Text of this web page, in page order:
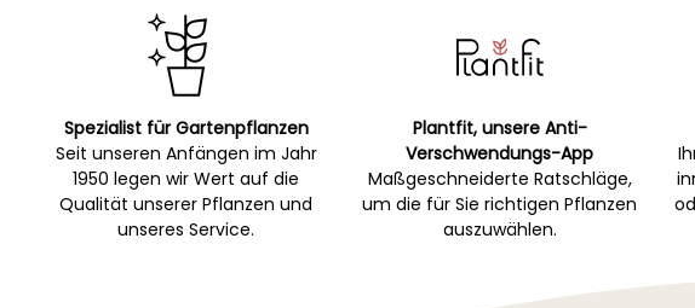
Spezialist für Gartenpflanzen
Seit unseren Anfängen im Jahr
1950 legen wir Wert auf die
Qualität unserer Pflanzen und
unseres Service.
Plantfit, unsere Anti-
Verschwendungs-App
Maßgeschneiderte Ratschläge,
um die für Sie richtigen Pflanzen
auszuwählen.